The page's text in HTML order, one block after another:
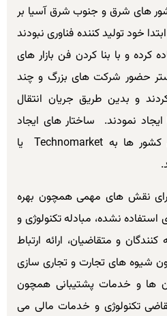
های شرق و جنوب شرق آسیا بر
خود تولید کننده فناوری نبودند
کرده و با بنا کردن فن بازار های
حضور شرکت های بزرگ و چند
و بدین طریق جریان انتقال
نمودند. ساختار های ایجاد
شده از فن بازار ها در این کشور ها به Technomarket یا
نقش های مهمی همچون بهره
استفاده نشده، مبادله تکنولوژی و
و متقاضیان، ارائه ارتباط
شیوه های تجارت و تجاری سازی
آن ها و خدمات پشتیبانی همچون
تکنولوژی و خدمات مالی می